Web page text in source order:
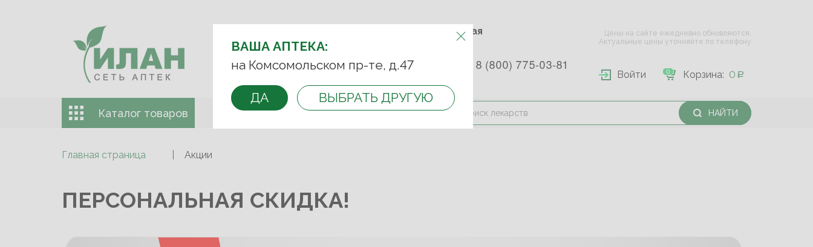
ВЫБЕРИТЕ АПТЕКУ:
м.Фрунзенская м.Спортивная
Комсомольский пр-т, д. 47
ВАША АПТЕКА:
на Комсомольском пр-те, д.47
ДА ВЫБРАТЬ ДРУГУЮ
Цены на сайте ежедневно обновляются.
Актуальные цены уточняйте по телефону
+7 (993) 253 45 93 +7 (499) 242-90-85 8 (800) 775-03-81
Войти Корзина: 0
0
Каталог товаров Доставка и оплата Контакты Акции НАЙТИ
Главная страница Акции
ПЕРСОНАЛЬНАЯ СКИДКА!